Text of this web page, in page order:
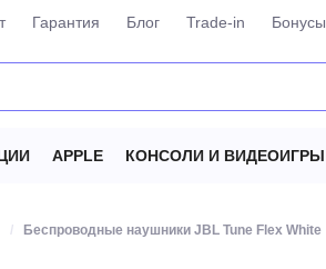
Гарантия Блог Trade-in Бонусы
APPLE КОНСОЛИ И ВИДЕОИГРЫ
Беспроводные наушники JBL Tune Flex White